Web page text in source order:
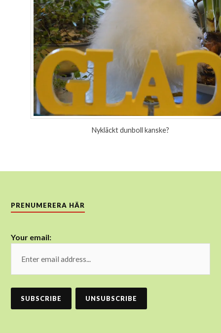
Nykläckt dunboll kanske?
PRENUMERERA HÄR
Your email: